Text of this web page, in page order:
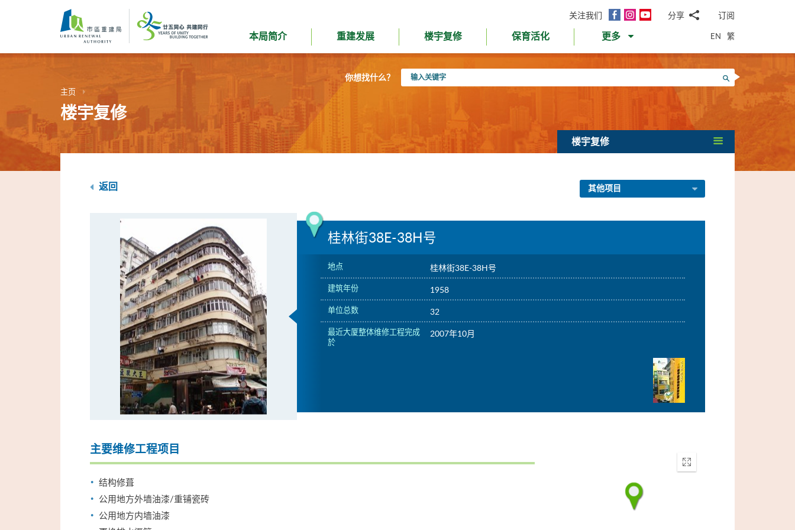
内
关注我们
面
InstagramYouTube分享
邮WhatsApp
微
信
面
书Twitter
LinkedIn
微
订阅
本局简介 重建发展 楼宇复修 保育活化 更多 EN 繁
你想找什么？
入
搜寻
主页
楼宇复修
楼宇复修
返回 其他项目
桂林街38E-38H号
地点 桂林街38E-38H号
建筑年份 1958
单位总数 32
最近大厦整体维修工程完成
於
2007年10月
主要维修工程项目
结构修葺
公用地方外墙油漆/重铺瓷砖
公用地方内墙油漆
Enter
fullscreen